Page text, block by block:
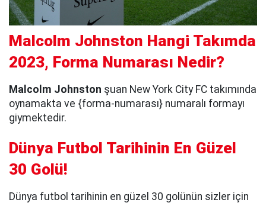
Malcolm Johnston Hangi Takımda
2023, Forma Numarası Nedir?
Malcolm Johnston şuan New York City FC takımında
oynamakta ve {forma-numarası} numaralı formayı
giymektedir.
Dünya Futbol Tarihinin En Güzel
30 Golü!
Dünya futbol tarihinin en güzel 30 golünün sizler için